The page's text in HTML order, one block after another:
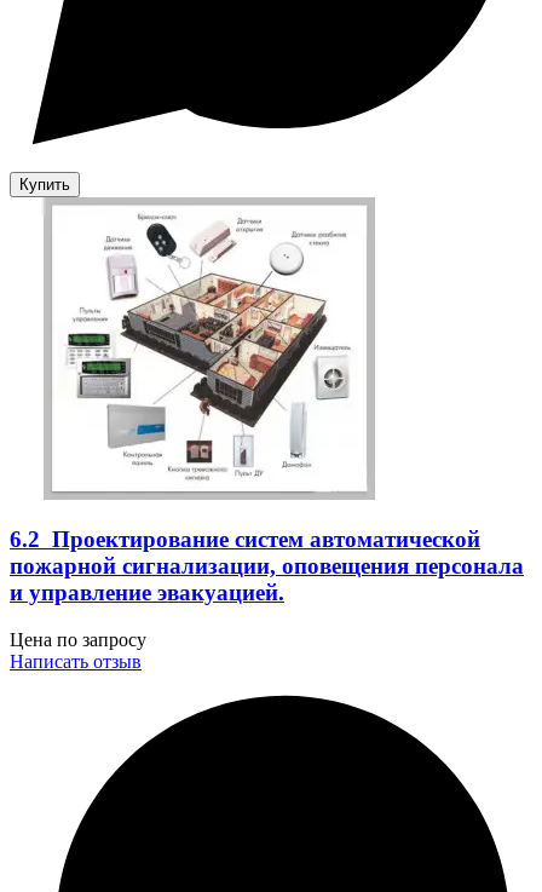
Купить
6.2 Проектирование систем автоматической
пожарной сигнализации, оповещения персонала
и управление эвакуацией.
Цена по запросу
Написать отзыв